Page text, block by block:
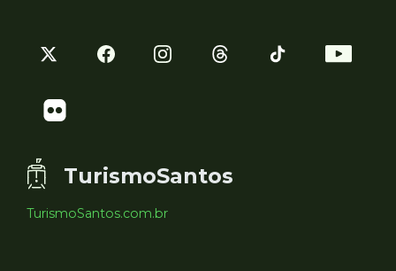
TurismoSantos
TurismoSantos.com.br